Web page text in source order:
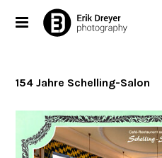
154 Jahre Schelling-Salon